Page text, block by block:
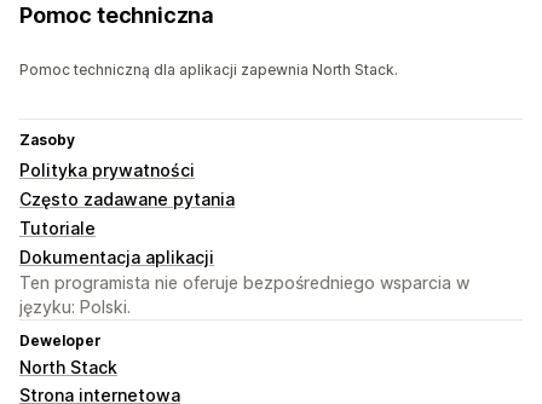
Pomoc techniczna
Pomoc techniczną dla aplikacji zapewnia North Stack.
Zasoby
Polityka prywatności
Często zadawane pytania
Tutoriale
Dokumentacja aplikacji
Ten programista nie oferuje bezpośredniego wsparcia w
języku: Polski.
Deweloper
North Stack
Strona internetowa